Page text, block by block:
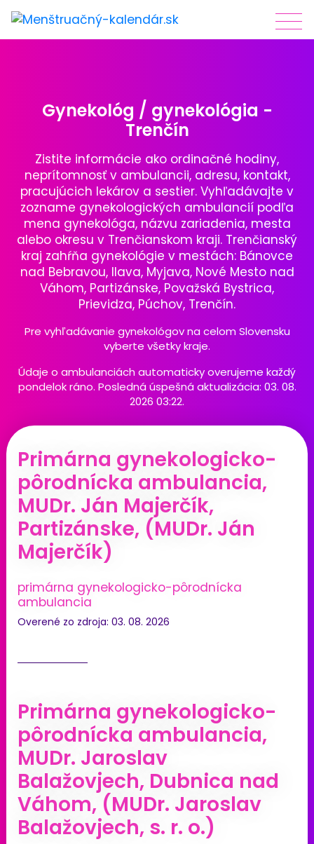
Gynekológ / gynekológia -
Trenčín
Zistite informácie ako ordinačné hodiny,
neprítomnosť v ambulancii, adresu, kontakt,
pracujúcich lekárov a sestier. Vyhľadávajte v
zozname gynekologických ambulancií podľa
mena gynekológa, názvu zariadenia, mesta
alebo okresu v Trenčianskom kraji. Trenčianský
kraj zahŕňa gynekológie v mestách: Bánovce
nad Bebravou, Ilava, Myjava, Nové Mesto nad
Váhom, Partizánske, Považská Bystrica,
Prievidza, Púchov, Trenčín.
Pre vyhľadávanie gynekológov na celom Slovensku
vyberte všetky kraje.
Údaje o ambulanciách automaticky overujeme každý
pondelok ráno. Posledná úspešná aktualizácia: 03. 08.
2026 03:22.
Primárna gynekologicko-
pôrodnícka ambulancia,
MUDr. Ján Majerčík,
Partizánske, (MUDr. Ján
Majerčík)
primárna gynekologicko-pôrodnícka
ambulancia
Overené zo zdroja: 03. 08. 2026
Primárna gynekologicko-
pôrodnícka ambulancia,
MUDr. Jaroslav
Balažovjech, Dubnica nad
Váhom, (MUDr. Jaroslav
Balažovjech, s. r. o.)